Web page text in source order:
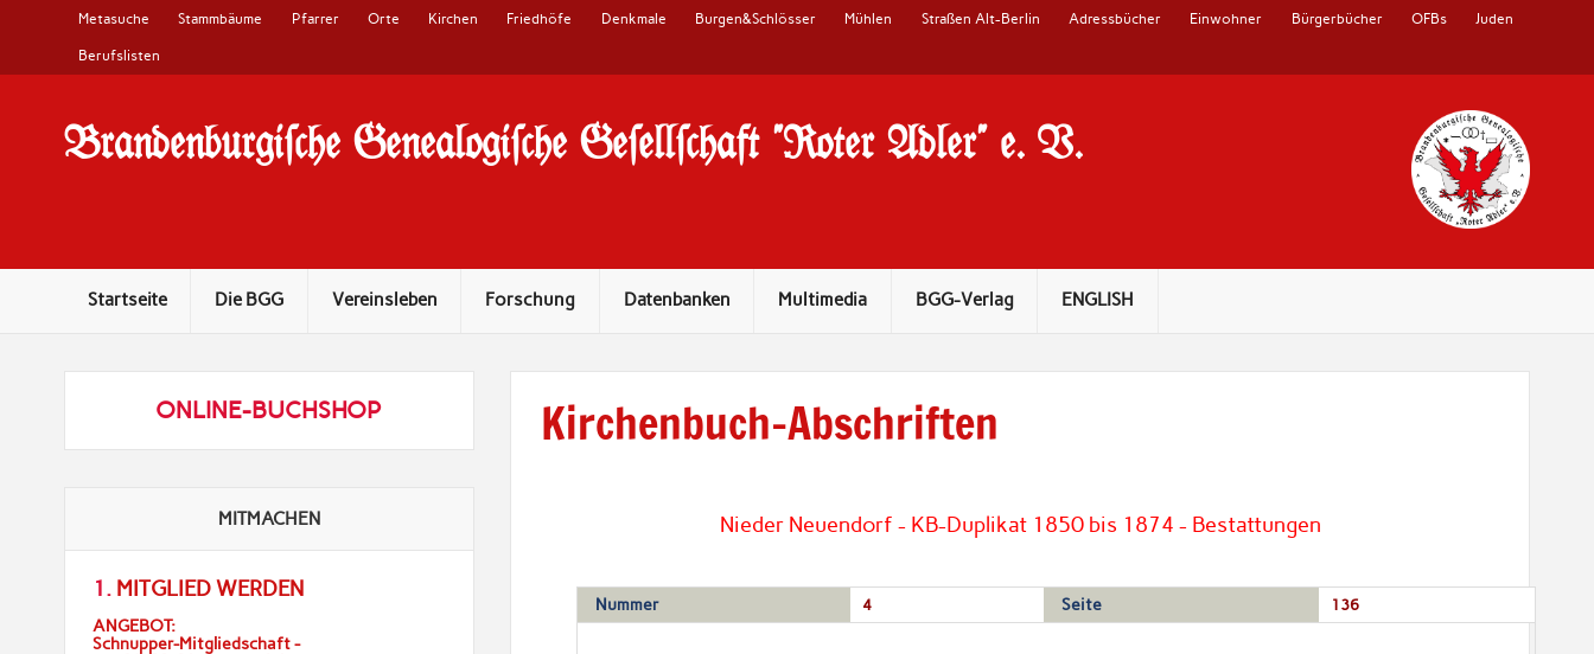
Metasuche Stammbäume Pfarrer Orte Kirchen Friedhöfe Denkmale Burgen&Schlösser Mühlen Straßen Alt-Berlin Adressbücher Einwohner Bürgerbücher OFBs Juden
Berufslisten
Brandenburgi#che Genealogi#che Ge#ell#chaft "Roter Adler" e. V.
Startseite Die BGG Vereinsleben Forschung Datenbanken Multimedia BGG-Verlag ENGLISH
Kirchenbuch-Abschriften
Nieder Neuendorf - KB-Duplikat 1850 bis 1874 - Bestattungen
Nummer 4 Seite 136
ONLINE-BUCHSHOP
MITMACHEN
1. MITGLIED WERDEN
ANGEBOT:
Schnupper-Mitgliedschaft -